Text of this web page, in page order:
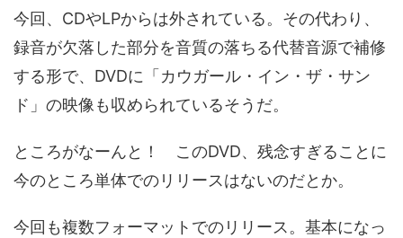
今回、CDやLPからは外されている。その代わり、
録音が欠落した部分を音質の落ちる代替音源で補修
する形で、DVDに「カウガール・イン・ザ・サン
ド」の映像も収められているそうだ。
ところがなーんと！ このDVD、残念すぎることに
今のところ単体でのリリースはないのだとか。
今回も複数フォーマットでのリリース。基本になっ